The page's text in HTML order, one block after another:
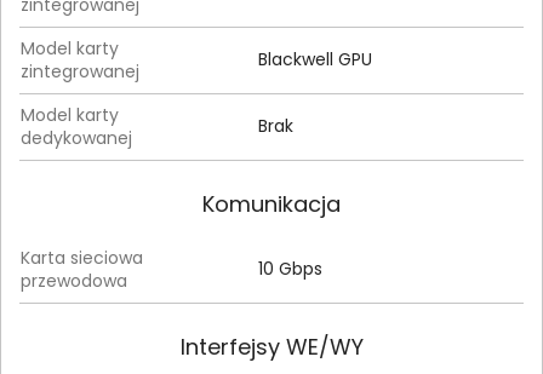
zintegrowanej
Model karty
zintegrowanej
Blackwell GPU
Model karty
dedykowanej
Brak
Komunikacja
Karta sieciowa
przewodowa
10 Gbps
Interfejsy WE/WY